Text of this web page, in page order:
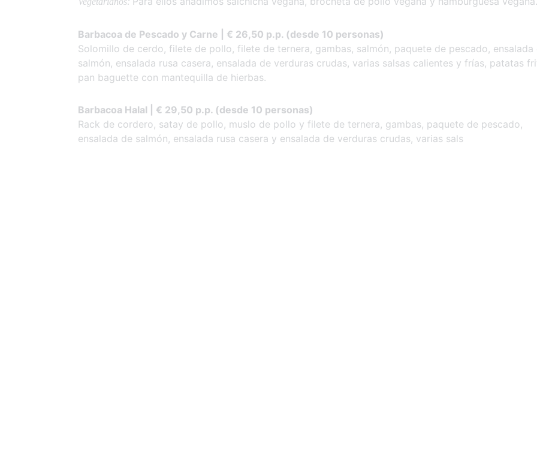
Barbacoa de Pescado y Carne | € 26,50 p.p. (desde 10 personas)
Solomillo de cerdo, filete de pollo, filete de ternera, gambas, salmón, paquete de pescado, ensalada
salmón, ensalada rusa casera, ensalada de verduras crudas, varias salsas calientes y frías, patatas
pan baguette con mantequilla de hierbas.
Barbacoa Halal | € 29,50 p.p. (desde 10 personas)
Rack de cordero, satay de pollo, muslo de pollo y filete de ternera, gambas, paquete de pescado,
ensalada de salmón, ensalada rusa casera y ensalada de verduras crudas, varias sals